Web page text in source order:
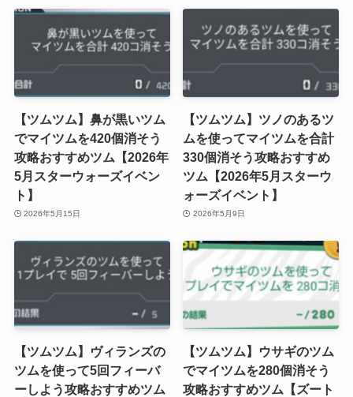
【ツムツム】鼻が黒いツム
でマイツムを420個消そう
攻略おすすめツム【2026年
5月スターウォーズイベン
ト】
2026年5月15日
【ツムツム】ツノのあるツ
ムを使ってマイツムを合計
330個消そう攻略おすすめ
ツム【2026年5月スターウ
ォーズイベント】
2026年5月9日
【ツムツム】ヴィランズの
ツムを使って5回フィーバ
ーしよう攻略おすすめツム
【ツムツム】ウサギのツム
でマイツムを280個消そう
攻略おすすめツム【ズート